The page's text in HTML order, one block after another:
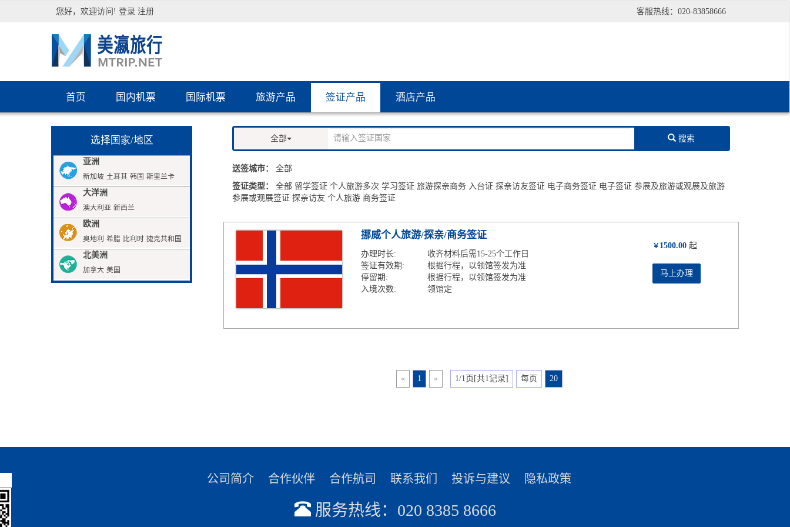
您好，欢迎访问! 登录 注册 客服热线：020-83858666
首页 国内机票 国际机票 旅游产品 签证产品 酒店产品
选择国家/地区
亚洲
新加坡 土耳其 韩国 斯里兰卡
大洋洲
澳大利亚 新西兰
欧洲
奥地利 希腊 比利时 捷克共和国
北美洲
加拿大 美国
全部 搜索
送签城市：
全部
签证类型：
全部 留学签证 个人旅游多次 学习签证 旅游探亲商务 入台证 探亲访友签证 电子商务签证 电子签证 参展及旅游或观展及旅游
参展或观展签证 探亲访友 个人旅游 商务签证
挪威个人旅游/探亲/商务签证
办理时长:
收齐材料后需15-25个工作日
签证有效期:
根据行程，以领馆签发为准
停留期:
根据行程，以领馆签发为准
入境次数:
领馆定
￥ 1500.00 起
马上办理
« 1 » 1/1页[共1记录] 每页 20
公司简介 合作伙伴 合作航司 联系我们 投诉与建议 隐私政策
服务热线：020 8385 8666